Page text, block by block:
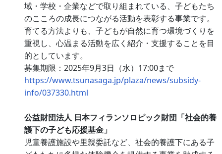
域・学校・企業などで取り組まれている、子どもたち
のこころの成長につながる活動を表彰する事業です。
育てる方法よりも、子どもが自然に育つ環境づくりを
重視し、心温まる活動を広く紹介・支援することを目
的としています。
募集期限：2025年9月3日（水）17:00まで
https://www.tsunasaga.jp/plaza/news/subsidy-
info/037330.html
公益財団法人 日本フィランソロピック財団「社会的養
護下の子ども応援基金」
児童養護施設や里親委託など、社会的養護下にある子